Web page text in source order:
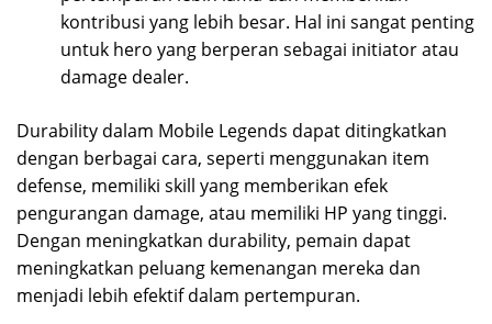
kontribusi yang lebih besar. Hal ini sangat penting
untuk hero yang berperan sebagai initiator atau
damage dealer.
Durability dalam Mobile Legends dapat ditingkatkan
dengan berbagai cara, seperti menggunakan item
defense, memiliki skill yang memberikan efek
pengurangan damage, atau memiliki HP yang tinggi.
Dengan meningkatkan durability, pemain dapat
meningkatkan peluang kemenangan mereka dan
menjadi lebih efektif dalam pertempuran.